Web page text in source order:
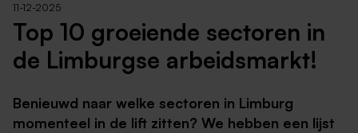
11-12-2025
Top 10 groeiende sectoren in
de Limburgse arbeidsmarkt!
Benieuwd naar welke sectoren in Limburg
momenteel in de lift zitten? We hebben een lijst